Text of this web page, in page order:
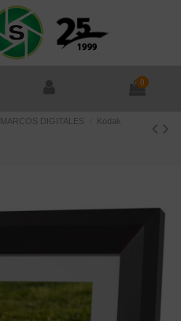
0
MARCOS DIGITALES
Kodak